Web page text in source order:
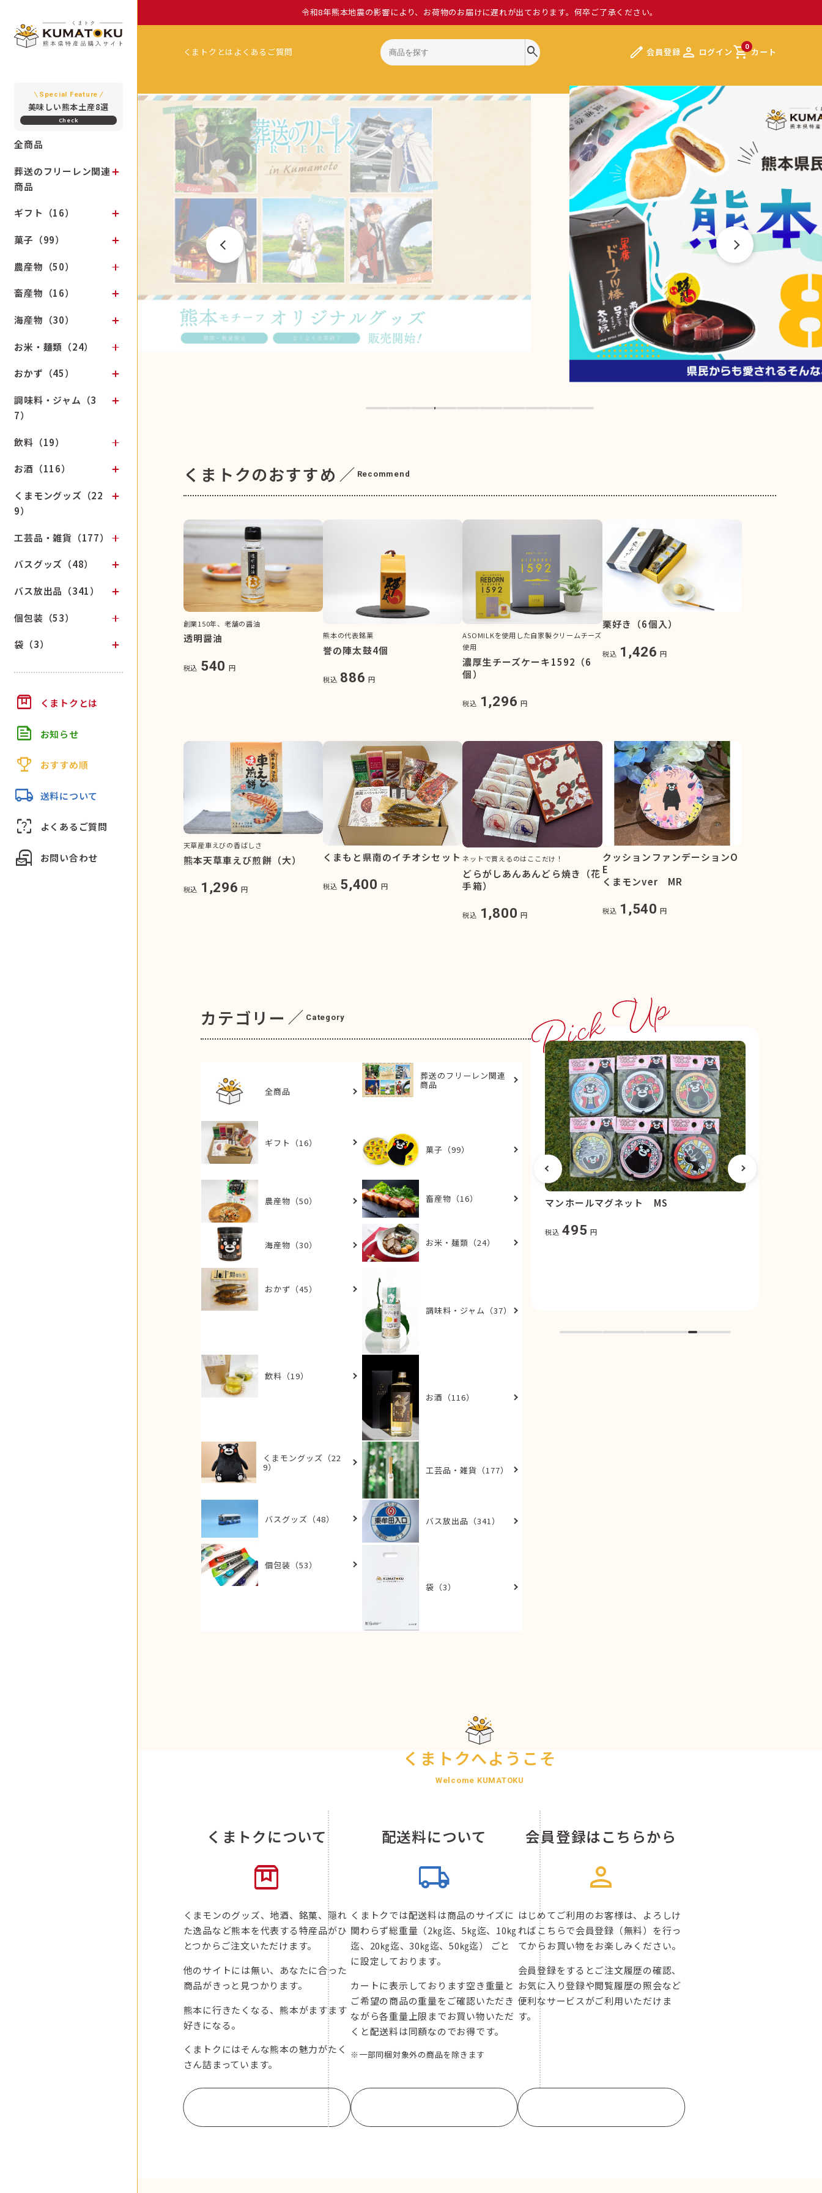
Special Feature
美味しい熊本土産8選
全商品
葬送のフリーレン関連
商品
ギフト（16）
菓子（99）
農産物（50）
畜産物（16）
海産物（30）
お米・麺類（24）
おかず（45）
調味料・ジャム（3
7）
飲料（19）
お酒（116）
くまモングッズ（22
9）
工芸品・雑貨（177）
バスグッズ（48）
バス放出品（341）
個包装（53）
袋（3）
box くまトクとは
feed お知らせ
trophy おすすめ順
local_shipping 送料について
indeterminate_question_box よくあるご質問
local_post_office お問い合わせ
令和8年熊本地震の影響により、お荷物のお届けに遅れが出ております。何卒ご了承ください。
くまトクとは よくあるご質問 search edit 会員登録 person ログイン 0
shopping_cartカート
くまトクのおすすめ Recommend
創業150年、老舗の醤油
透明醤油
税込 540 円
熊本の代表銘菓
誉の陣太鼓4個
税込 886 円
ASOMILKを使用した自家製クリームチーズ
使用
濃厚生チーズケーキ1592（6
個）
税込 1,296 円
栗好き（6個入）
税込 1,426 円
天草産車えびの香ばしさ
熊本天草車えび煎餅（大）
税込 1,296 円
くまもと県南のイチオシセット
税込 5,400 円
ネットで買えるのはここだけ！
どらがしあんあんどら焼き（花
手箱）
税込 1,800 円
クッションファンデーションO
E
くまモンver MR
税込 1,540 円
カテゴリー Category
全商品
葬送のフリーレン関連
商品
ギフト（16）
菓子（99）
農産物（50） 畜産物（16）
海産物（30） お米・麺類（24）
おかず（45）
調味料・ジャム（37）
飲料（19）
お酒（116）
くまモングッズ（22
9） 工芸品・雑貨（177）
バスグッズ（48） バス放出品（341）
個包装（53）
袋（3）
熊本大学オリジナル
五高くまモンラバーキーホルダー 夏服 K
円
マンホールマグネット MS
税込 495 円
くまトクへようこそ
Welcome KUMATOKU
くまトクについて
box
くまモンのグッズ、地酒、銘菓、隠れ
た逸品など熊本を代表する特産品がひ
とつからご注文いただけます。
他のサイトには無い、あなたに合った
商品がきっと見つかります。
熊本に行きたくなる、熊本がますます
好きになる。
くまトクにはそんな熊本の魅力がたく
さん詰まっています。
配送料について
local_shipping
くまトクでは配送料は商品のサイズに
関わらず総重量（2㎏迄、5㎏迄、10㎏
迄、20㎏迄、30㎏迄、50㎏迄） ごと
に設定しております。
カートに表示しております空き重量と
ご希望の商品の重量をご確認いただき
ながら各重量上限までお買い物いただ
くと配送料は同額なのでお得です。
※一部同梱対象外の商品を除きます
会員登録はこちらから
person
はじめてご利用のお客様は、よろしけ
ればこちらで会員登録（無料）を行っ
てからお買い物をお楽しみください。
会員登録をするとご注文履歴の確認、
お気に入り登録や閲覧履歴の照会など
便利なサービスがご利用いただけま
す。